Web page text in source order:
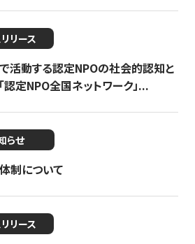
リース
活動する認定NPOの社会的認知と
定NPO全国ネットワーク」...
らせ
制について
リース